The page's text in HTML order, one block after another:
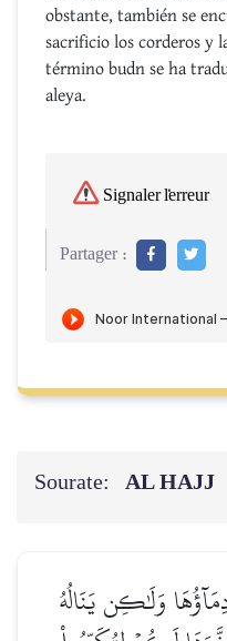
obstante, también se
sacrificio los corderos y
término budn se ha
aleya.
Signaler l'erreur
Partager :
Sourate: AL HAJJ
وَلَٰكِن يَنَالُهُ